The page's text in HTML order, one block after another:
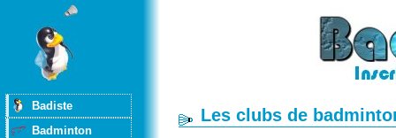
Badiste
Badminton
Les clubs de